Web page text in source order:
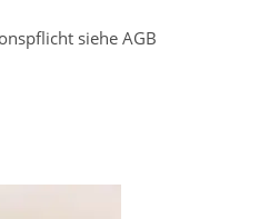
siehe AGB